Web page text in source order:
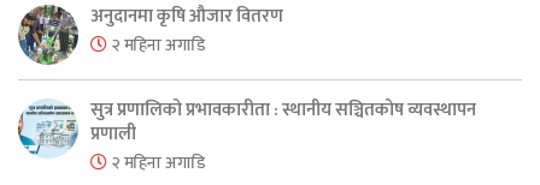
अनुदानमा कृषि औजार वितरण
२ महिना अगाडि
सुत्र प्रणालिको प्रभावकारीता : स्थानीय सञ्चितकोष व्यवस्थापन
प्रणाली
२ महिना अगाडि